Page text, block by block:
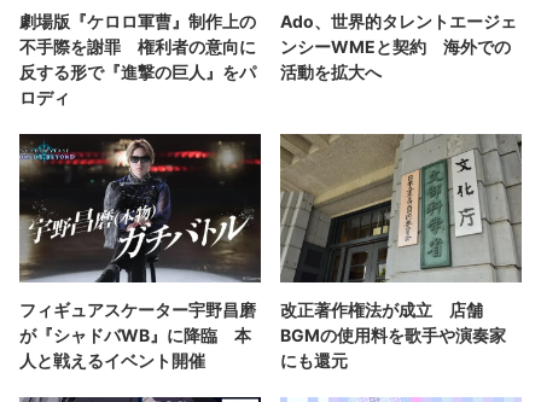
劇場版『ケロロ軍曹』制作上の
不手際を謝罪 権利者の意向に
反する形で『進撃の巨人』をパ
ロディ
Ado、世界的タレントエージェ
ンシーWMEと契約 海外での
活動を拡大へ
フィギュアスケーター宇野昌磨
が『シャドバWB』に降臨 本
人と戦えるイベント開催
改正著作権法が成立 店舗
BGMの使用料を歌手や演奏家
にも還元